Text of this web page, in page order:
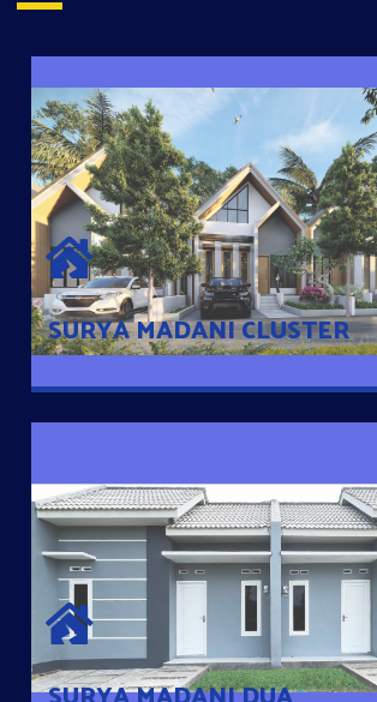
SURYA MADANI CLUSTER
SURYA MADANI CLUSTER
Desain Modern Minimalis dengan Konsep Rumah
Sehingga Memudahkan Penghuni mengakses
dengan Ponsel
SURYA MADANI DUA
Satu-satunya Hunian nyaman dengan harga subsidi
jutaan dengan lokasi strategis di Tuban